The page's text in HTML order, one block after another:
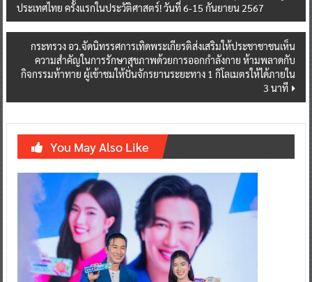
navigation
ประเทศไทย ครั้งแรกในประวัติศาสตร์! วันที่ 6-15 กันยายน 2567
กระทรวง อว.จัดนิทรรศการเทิดพระเกียรติส่งเสริมให้ประชาชาชนเห็น
ความสำคัญในการรักษาสุขภาพด้วยการออกกำลังกาย ห้ามพลาดกับ
กิจกรรมท้าทาย ผู้เข้าชมให้ปั่นจักรยานระยะทาง 1 กิโลเมตรให้ได้ภายใน
3 นาที
You May Also Like